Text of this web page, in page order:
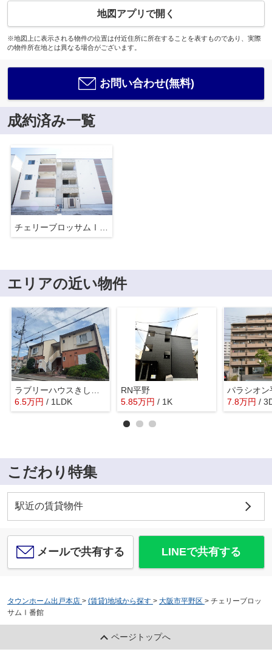
地図アプリで開く
※地図上に表示される物件の位置は付近住所に所在することを表すものであり、実際
の物件所在地とは異なる場合がございます。
お問い合わせ(無料)
成約済み一覧
チェリーブロッサムⅠ番館
エリアの近い物件
6.5万円 / 1LDK
RN平野
5.85万円 / 1K
パラシオン
7.8万円 /
こだわり特集
駅近の賃貸物件
メールで共有する LINEで共有する
タウンホーム出戸本店 > (賃貸)地域から探す > 大阪市平野区 > チェリーブロッ
サムⅠ番館
ページトップへ